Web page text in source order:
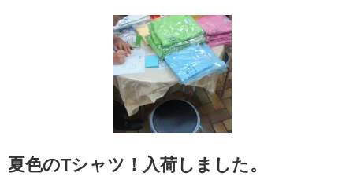
夏色のTシャツ！入荷しました。